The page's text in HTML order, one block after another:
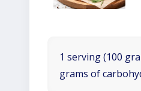
1 serving (100
grams of